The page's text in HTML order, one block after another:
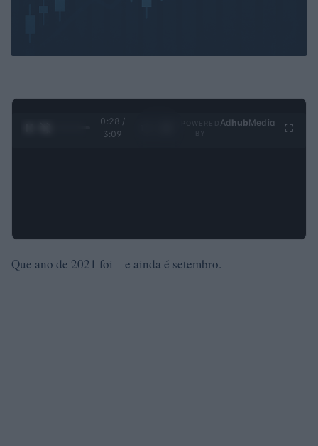
0:30 /
3:09
Ad hubMedia
Que ano de 2021 foi – e ainda é setembro.